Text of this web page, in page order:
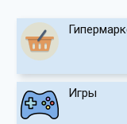
Игры